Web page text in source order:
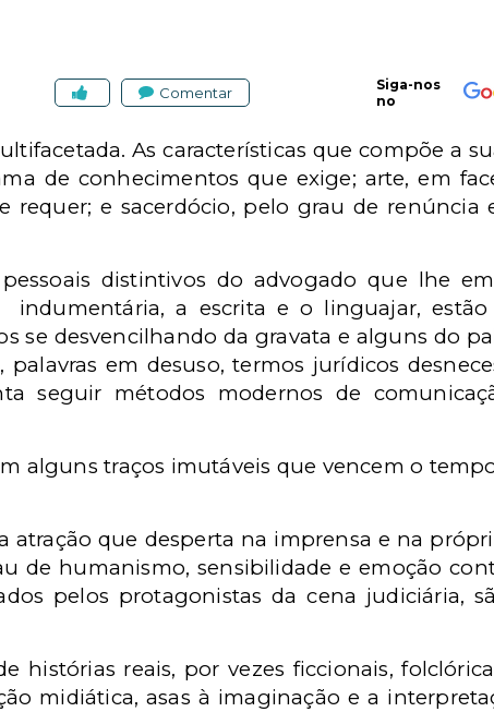
Comentar
Siga-nos
no
As características que compõe a
de conhecimentos que exige; arte, em
requer; e sacerdócio, pelo grau de renúncia
distintivos do advogado que lhe
indumentária, a escrita e o linguajar, estão
se desvencilhando da gravata e alguns do
em desuso, termos jurídicos
seguir métodos modernos de
alguns traços imutáveis que vencem o
atração que desperta na imprensa e na
de humanismo, sensibilidade e emoção
pelos protagonistas da cena judiciária,
histórias reais, por vezes ficcionais,
midiática, asas à imaginação e a